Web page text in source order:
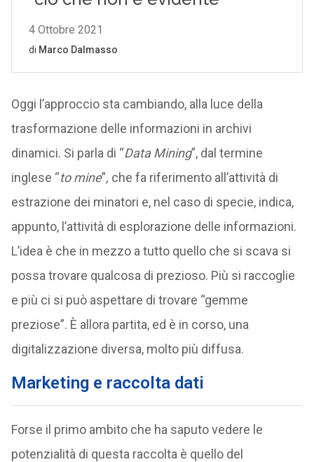
Oggi l’approccio sta cambiando, alla luce della
trasformazione delle informazioni in archivi
dinamici. Si parla di “Data Mining”, dal termine
inglese “to mine”, che fa riferimento all’attività di
estrazione dei minatori e, nel caso di specie, indica,
appunto, l’attività di esplorazione delle informazioni.
L’idea è che in mezzo a tutto quello che si scava si
possa trovare qualcosa di prezioso. Più si raccoglie
e più ci si può aspettare di trovare “gemme
preziose”. È allora partita, ed è in corso, una
digitalizzazione diversa, molto più diffusa.
Marketing e raccolta dati
Forse il primo ambito che ha saputo vedere le
potenzialità di questa raccolta è quello del